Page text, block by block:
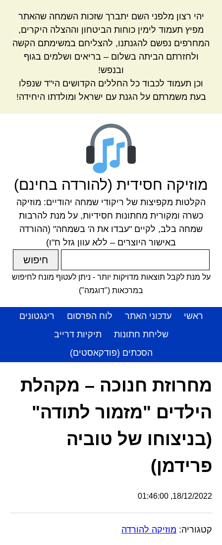
יהי רצון מלפני השם יתברך שזכות השמחה שהאתר
מפיץ תעמוד לימין כוחות הביטחון וההצלה היקרים,
המחרפים נפשם להגנתנו, להצליחם במשימתם הקשה
ולחזרתם הביתה בשלום – בריאים ושלמים בגוף
ובנפש!
וכן תעמוד לכבוד כל החללים הקדושים הי"ד שנפלו
בעת משמרתם על הגנת עם ישראל ומולדתו היחידה!
מוזיקה חסידית (להורדה בחינם)
הקלטות מקפיצות של ריקודי שמחה יהודיים: מוזיקה
כשרה ומקורית מחתונות חסידיות, על מנת להרבות
שמחה בלב, לקיים "עבדו את ה' בשמחה" (ההורדה
באישור היוצרים – ללא עוון גזל ח"ו)
על מנת לקבל תוצאות מדויקות יותר - ניתן לעטוף מונח לחיפוש
במרכאות ("דוגמה")
ראשי עדכוני האתר לוח הפרסום
רינגטונים
שליחת חתונות
תיקיות דרייב
הסכתים (פודקאסטים)
מחרוזת חנוכה – מקהלת
הילדים "מזמור לתודה"
(בניצוחו של טוביה
פרידמן)
18/12/2022, 01:46:00
קטגוריה: מוזיקה להורדה